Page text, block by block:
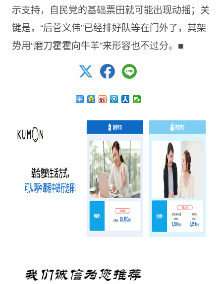
示支持，自民党的基础票田就可能出现动摇；关
键是，“后菅义伟”已经排好队等在门外了，其架
势用“磨刀霍霍向牛羊”来形容也不过分。■